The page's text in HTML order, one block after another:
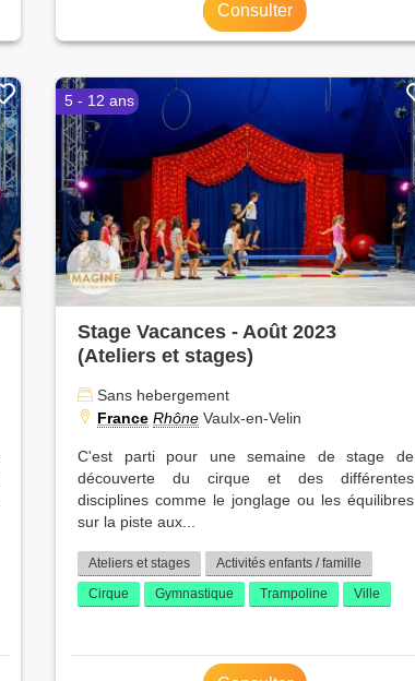
Consulter
5 - 12 ans
Stage Vacances - Août 2023
(Ateliers et stages)
Sans hebergement
France Rhône Vaulx-en-Velin
C'est parti pour une semaine de stage de
découverte du cirque et des différentes
disciplines comme le jonglage ou les équilibres
sur la piste aux...
Ateliers et stages
Activités enfants / famille
Cirque
Gymnastique Trampoline Ville